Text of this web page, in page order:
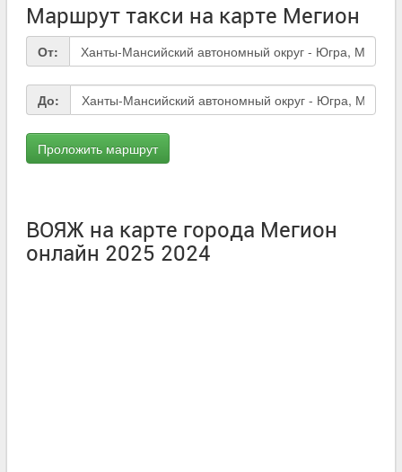
Маршрут такси на карте Мегион
От:
До:
ВОЯЖ на карте города Мегион
онлайн 2025 2024